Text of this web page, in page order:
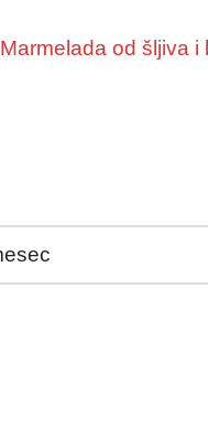
Marmelada od šljiva i